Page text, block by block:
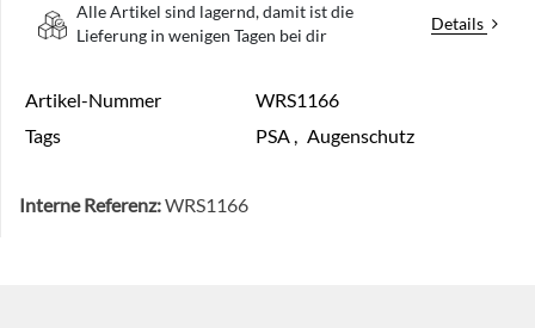
Alle Artikel sind lagernd, damit ist die
Lieferung in wenigen Tagen bei dir
Details
Artikel-Nummer
WRS1166
Tags
PSA, Augenschutz
Interne Referenz:WRS1166